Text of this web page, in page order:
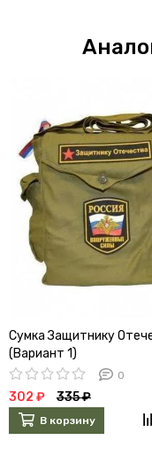
Сумка Защитнику
(Вариант 1)
0
302 ₽ 335 ₽
В корзину